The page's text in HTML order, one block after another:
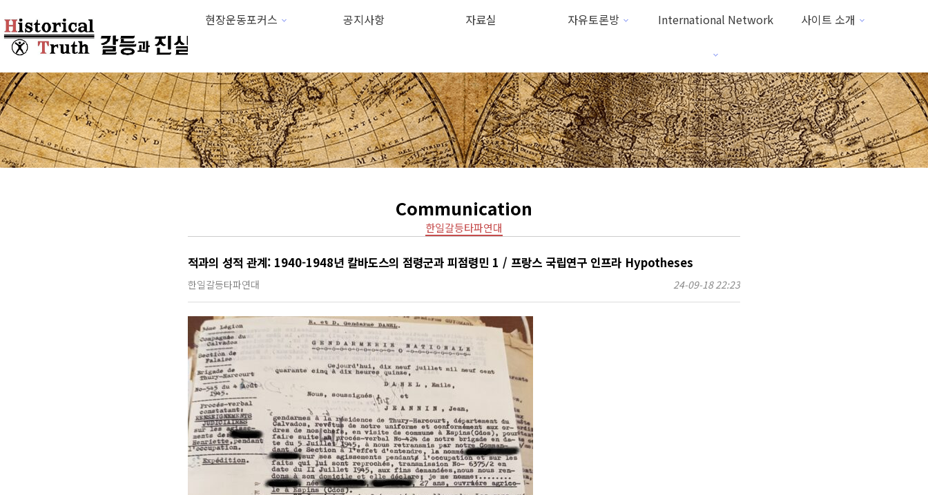
현장운동포커스 공지사항 자료실
자유토론방
International Network
하위분류
사이트 소개
Communication
한일갈등타파연대
적과의 성적 관계: 1940-1948년 칼바도스의 점령군과 피점령민 1 / 프랑스 국립연구 인프라 Hypotheses
한일갈등타파연대 24-09-18 22:23